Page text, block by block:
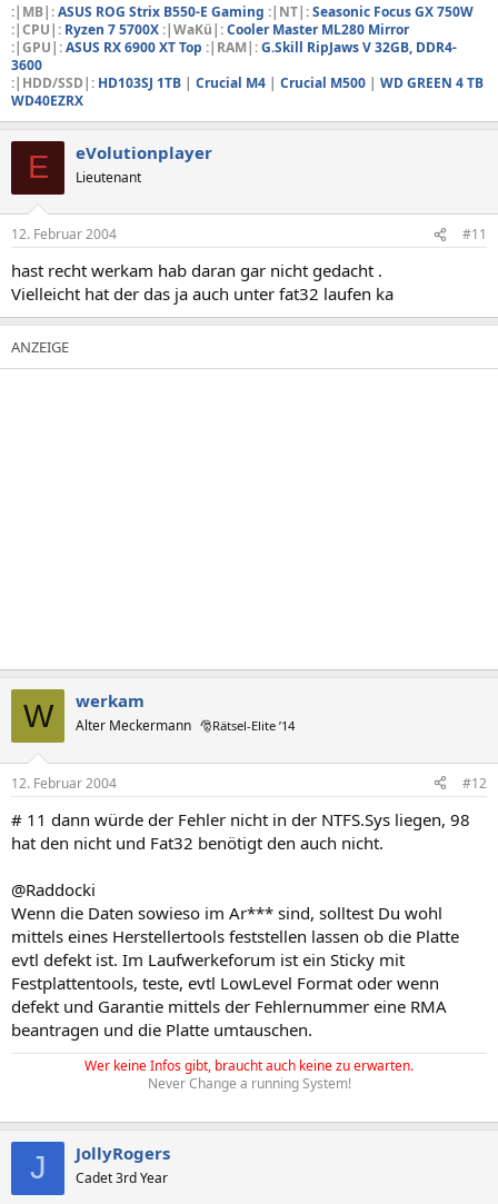
:|MB| :ASUS ROG Strix B550-E Gaming :|NT|:Seasonic Focus GX 750W
:|CPU|: Ryzen 7 5700X :|WaKü|:Cooler Master ML280 Mirror
:|GPU|:ASUS RX 6900 XT Top :|RAM|:G.Skill RipJaws V 32GB, DDR4-
3600
:|HDD/SSD|: HD103SJ 1TB | Crucial M4 | Crucial M500 | WD GREEN 4 TB
WD40EZRX
E eVolutionplayer
Lieutenant
12. Februar 2004 #11
hast recht werkam hab daran gar nicht gedacht .
Vielleicht hat der das ja auch unter fat32 laufen ka
W werkam
Alter Meckermann 🎅Rätsel-Elite ’14
12. Februar 2004 #12
# 11 dann würde der Fehler nicht in der NTFS.Sys liegen, 98
hat den nicht und Fat32 benötigt den auch nicht.
@Raddocki
Wenn die Daten sowieso im Ar*** sind, solltest Du wohl
mittels eines Herstellertools feststellen lassen ob die Platte
evtl defekt ist. Im Laufwerkeforum ist ein Sticky mit
Festplattentools, teste, evtl LowLevel Format oder wenn
defekt und Garantie mittels der Fehlernummer eine RMA
beantragen und die Platte umtauschen.
Wer keine Infos gibt, braucht auch keine zu erwarten.
Never Change a running System!
J JollyRogers
Cadet 3rd Year